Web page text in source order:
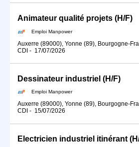
Animateur qualité projets (H/F)
Emploi Manpower
Auxerre (89000), Yonne (89), Bourgogne-
CDI - 17/07/2026
Dessinateur industriel (H/F)
Emploi Manpower
Auxerre (89000), Yonne (89), Bourgogne-
CDI - 15/07/2026
Electricien industriel itinérant